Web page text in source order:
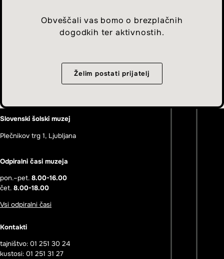
Obveščali vas bomo o brezplačnih
dogodkih ter aktivnostih.
Želim postati prijatelj
Slovenski šolski muzej
Plečnikov trg 1, Ljubljana
Odpiralni časi muzeja
pon.–pet. 8.00-16.00
čet. 8.00-18.00
Vsi odpiralni časi
Kontakti
tajništvo: 01 251 30 24
kustosi: 01 251 31 27